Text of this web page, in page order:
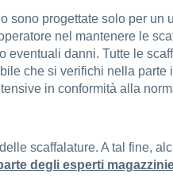
sono progettate solo per un
nel mantenere le
eventuali danni. Tutte le
che si verifichi nella parte
in conformità alla
scaffalature. A tal fine,
degli esperti